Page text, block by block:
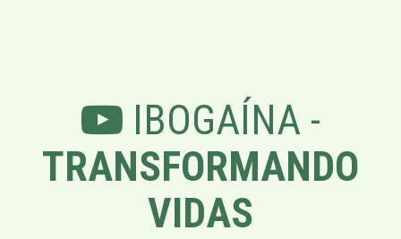
IBOGAÍNA -
TRANSFORMANDO
VIDAS